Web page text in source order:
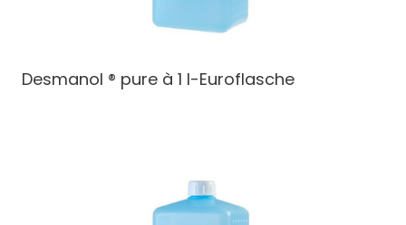
Desmanol ® pure à 1 l-Euroflasche